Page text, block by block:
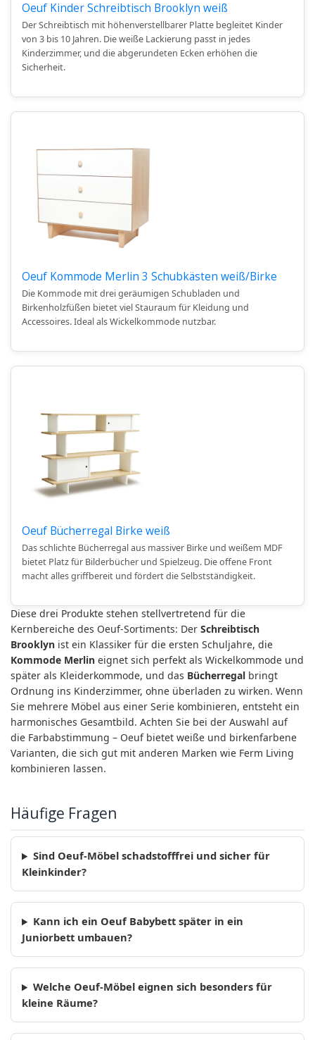
Oeuf Kinder Schreibtisch Brooklyn weiß
Der Schreibtisch mit höhenverstellbarer Platte begleitet Kinder
von 3 bis 10 Jahren. Die weiße Lackierung passt in jedes
Kinderzimmer, und die abgerundeten Ecken erhöhen die
Sicherheit.
Oeuf Kommode Merlin 3 Schubkästen weiß/Birke
Die Kommode mit drei geräumigen Schubladen und
Birkenholzfüßen bietet viel Stauraum für Kleidung und
Accessoires. Ideal als Wickelkommode nutzbar.
Oeuf Bücherregal Birke weiß
Das schlichte Bücherregal aus massiver Birke und weißem MDF
bietet Platz für Bilderbücher und Spielzeug. Die offene Front
macht alles griffbereit und fördert die Selbstständigkeit.
Diese drei Produkte stehen stellvertretend für die
Kernbereiche des Oeuf-Sortiments: Der Schreibtisch
Brooklyn ist ein Klassiker für die ersten Schuljahre, die
Kommode Merlin eignet sich perfekt als Wickelkommode und
später als Kleiderkommode, und das Bücherregal bringt
Ordnung ins Kinderzimmer, ohne überladen zu wirken. Wenn
Sie mehrere Möbel aus einer Serie kombinieren, entsteht ein
harmonisches Gesamtbild. Achten Sie bei der Auswahl auf
die Farbabstimmung – Oeuf bietet weiße und birkenfarbene
Varianten, die sich gut mit anderen Marken wie Ferm Living
kombinieren lassen.
Häufige Fragen
Sind Oeuf-Möbel schadstofffrei und sicher für
Kleinkinder?
Kann ich ein Oeuf Babybett später in ein
Juniorbett umbauen?
Welche Oeuf-Möbel eignen sich besonders für
kleine Räume?